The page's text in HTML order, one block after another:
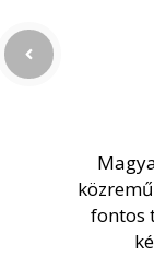
fontos